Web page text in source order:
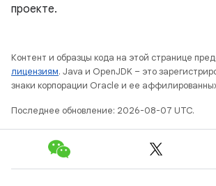
проекте.
Контент и образцы кода на этой странице
лицензиям. Java и OpenJDK – это
знаки корпорации Oracle и ее
Последнее обновление: 2026-08-07 UTC.